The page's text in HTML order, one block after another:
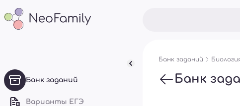
Банк заданий
Варианты ЕГЭ
Банк заданий
Банк